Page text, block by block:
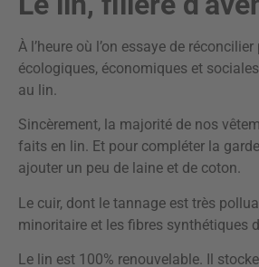
À l’heure où l’on essaye de
écologiques, économiques et
au lin.
Sincèrement, la majorité de nos
faits en lin. Et pour compléter la
ajouter un peu de laine et de coton.
Le cuir, dont le tannage est très
minoritaire et les fibres synthétiques
Le lin est 100% renouvelable. Il